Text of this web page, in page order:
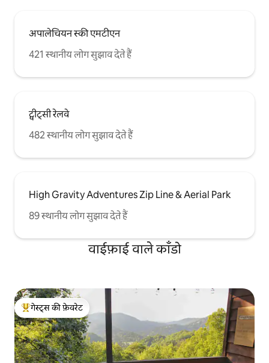
अपालेचियन स्की एमटीएन
421 स्थानीय लोग सुझाव देते हैं
ट्वीट्सी रेलवे
482 स्थानीय लोग सुझाव देते हैं
High Gravity Adventures Zip Line & Aerial Park
89 स्थानीय लोग सुझाव देते हैं
वाईफ़ाई वाले काँडो
गेस्ट्स का टॉप फ़ेवरेट
गेस्ट्स की फ़ेवरेट